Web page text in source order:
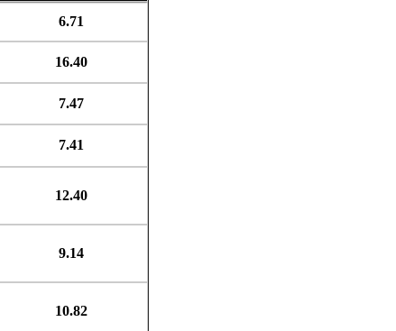
6.71
16.40
7.47
7.41
12.40
9.14
10.82